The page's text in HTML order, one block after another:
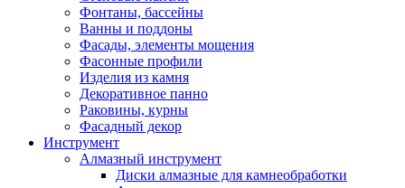
Фонтаны, бассейны
Ванны и поддоны
Фасады, элементы мощения
Фасонные профили
Изделия из камня
Декоративное панно
Раковины, курны
Фасадный декор
Инструмент
Алмазный инструмент
Диски алмазные для камнеобработки